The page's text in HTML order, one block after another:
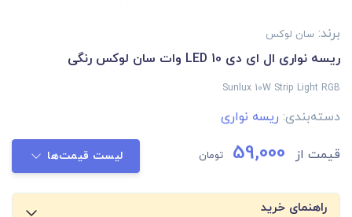
برند: سان لوکس
ریسه نواری ال ای دی LED 10 وات سان لوکس رنگی
Sunlux 10W Strip Light RGB
دسته‌بندی: ریسه نواری
قیمت از 59,000 تومان لیست قیمت‌ها
راهنمای خرید